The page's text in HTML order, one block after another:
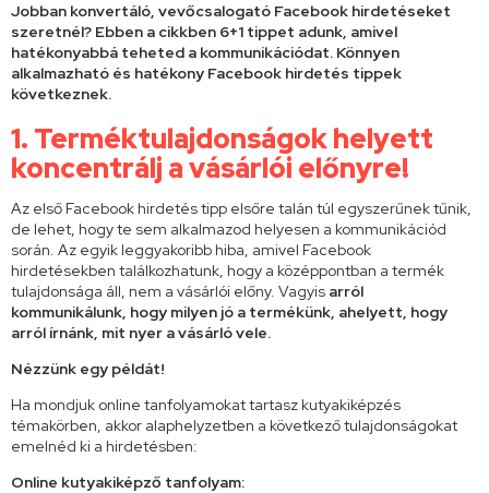
Jobban konvertáló, vevőcsalogató Facebook hirdetéseket
szeretnél? Ebben a cikkben 6+1 tippet adunk, amivel
hatékonyabbá teheted a kommunikációdat. Könnyen
alkalmazható és hatékony Facebook hirdetés tippek
következnek.
1. Terméktulajdonságok helyett
koncentrálj a vásárlói előnyre!
Az első Facebook hirdetés tipp elsőre talán túl egyszerűnek tűnik,
de lehet, hogy te sem alkalmazod helyesen a kommunikációd
során. Az egyik leggyakoribb hiba, amivel Facebook
hirdetésekben találkozhatunk, hogy a középpontban a termék
tulajdonsága áll, nem a vásárlói előny. Vagyis arról
kommunikálunk, hogy milyen jó a termékünk, ahelyett, hogy
arról írnánk, mit nyer a vásárló vele.
Nézzünk egy példát!
Ha mondjuk online tanfolyamokat tartasz kutyakiképzés
témakörben, akkor alaphelyzetben a következő tulajdonságokat
emelnéd ki a hirdetésben:
Online kutyakiképző tanfolyam: